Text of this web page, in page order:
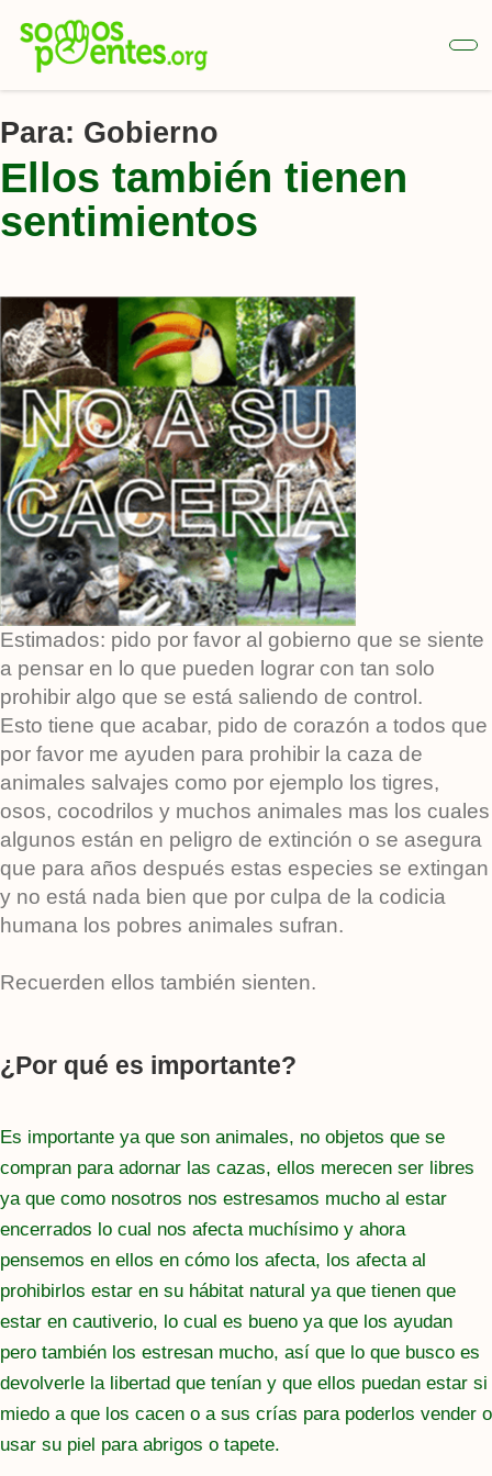
contenido
principal
Para: Gobierno
Ellos también tienen
sentimientos
Estimados: pido por favor al gobierno que se siente
a pensar en lo que pueden lograr con tan solo
prohibir algo que se está saliendo de control.
Esto tiene que acabar, pido de corazón a todos que
por favor me ayuden para prohibir la caza de
animales salvajes como por ejemplo los tigres,
osos, cocodrilos y muchos animales mas los cuales
algunos están en peligro de extinción o se asegura
que para años después estas especies se extingan
y no está nada bien que por culpa de la codicia
humana los pobres animales sufran.
Recuerden ellos también sienten.
¿Por qué es importante?
Es importante ya que son animales, no objetos que se
compran para adornar las cazas, ellos merecen ser libres
ya que como nosotros nos estresamos mucho al estar
encerrados lo cual nos afecta muchísimo y ahora
pensemos en ellos en cómo los afecta, los afecta al
prohibirlos estar en su hábitat natural ya que tienen que
estar en cautiverio, lo cual es bueno ya que los ayudan
pero también los estresan mucho, así que lo que busco es
devolverle la libertad que tenían y que ellos puedan estar si
miedo a que los cacen o a sus crías para poderlos vender o
usar su piel para abrigos o tapete.